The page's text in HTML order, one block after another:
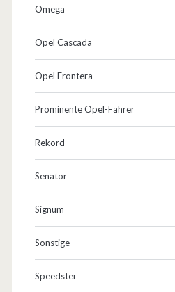
Omega
Opel Cascada
Opel Frontera
Prominente Opel-Fahrer
Rekord
Senator
Signum
Sonstige
Speedster